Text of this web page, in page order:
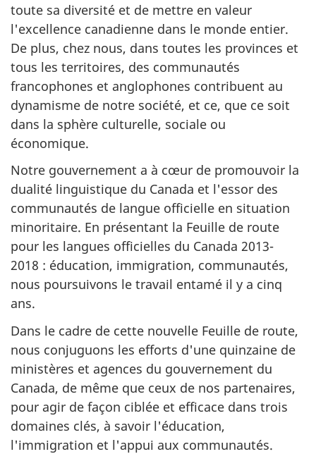
toute sa diversité et de mettre en valeur
l'excellence canadienne dans le monde entier.
De plus, chez nous, dans toutes les provinces et
tous les territoires, des communautés
francophones et anglophones contribuent au
dynamisme de notre société, et ce, que ce soit
dans la sphère culturelle, sociale ou
économique.
Notre gouvernement a à cœur de promouvoir la
dualité linguistique du Canada et l'essor des
communautés de langue officielle en situation
minoritaire. En présentant la Feuille de route
pour les langues officielles du Canada 2013-
2018 : éducation, immigration, communautés,
nous poursuivons le travail entamé il y a cinq
ans.
Dans le cadre de cette nouvelle Feuille de route,
nous conjuguons les efforts d'une quinzaine de
ministères et agences du gouvernement du
Canada, de même que ceux de nos partenaires,
pour agir de façon ciblée et efficace dans trois
domaines clés, à savoir l'éducation,
l'immigration et l'appui aux communautés.